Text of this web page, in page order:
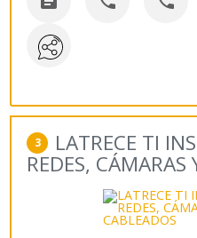
3 LATRECE TI
REDES, CÁMARAS